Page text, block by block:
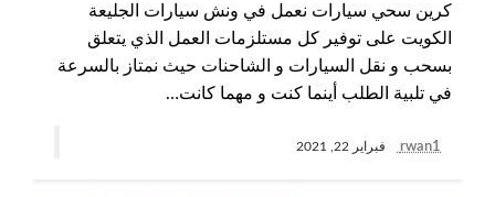
كرين سحي سيارات نعمل في ونش سيارات الجليعة
الكويت على توفير كل مستلزمات العمل الذي يتعلق
بسحب و نقل السيارات و الشاحنات حيث نمتاز بالسرعة
في تلبية الطلب أينما كنت و مهما كانت…
rwan1 فبراير 22, 2021